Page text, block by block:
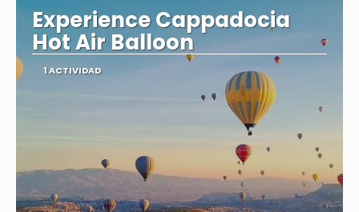
Experience Cappadocia
Hot Air Balloon
1 ACTIVIDAD